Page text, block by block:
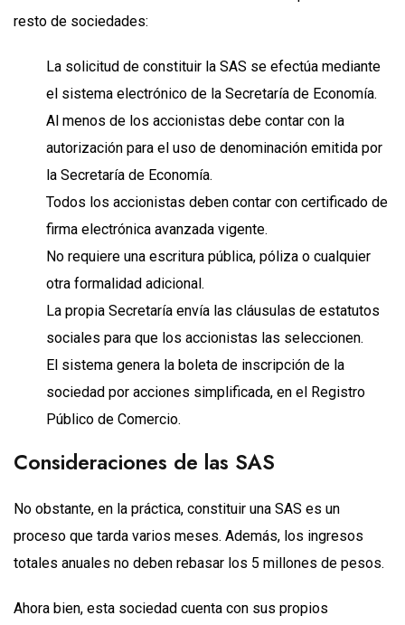
resto de sociedades:
La solicitud de constituir la SAS se efectúa mediante
el sistema electrónico de la Secretaría de Economía.
Al menos de los accionistas debe contar con la
autorización para el uso de denominación emitida por
la Secretaría de Economía.
Todos los accionistas deben contar con certificado de
firma electrónica avanzada vigente.
No requiere una escritura pública, póliza o cualquier
otra formalidad adicional.
La propia Secretaría envía las cláusulas de estatutos
sociales para que los accionistas las seleccionen.
El sistema genera la boleta de inscripción de la
sociedad por acciones simplificada, en el Registro
Público de Comercio.
Consideraciones de las SAS
No obstante, en la práctica, constituir una SAS es un
proceso que tarda varios meses. Además, los ingresos
totales anuales no deben rebasar los 5 millones de pesos.
Ahora bien, esta sociedad cuenta con sus propios